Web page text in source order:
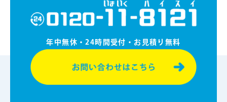
年中無休・24時間受付・お⾒積り無料